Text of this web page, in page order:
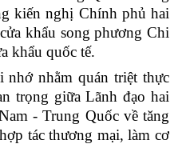
kiến nghị Chính phủ hai
khẩu song phương Chi
khẩu quốc tế.
nhằm quán triệt thực
trọng giữa Lãnh đạo hai
- Trung Quốc về tăng
tác thương mại, làm cơ